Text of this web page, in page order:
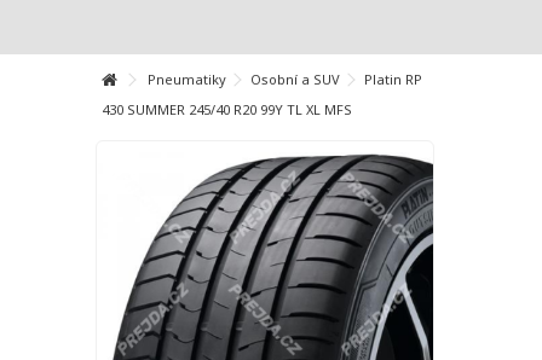
Pneumatiky Osobní a SUV
Platin RP
430 SUMMER 245/40 R20 99Y TL XL MFS